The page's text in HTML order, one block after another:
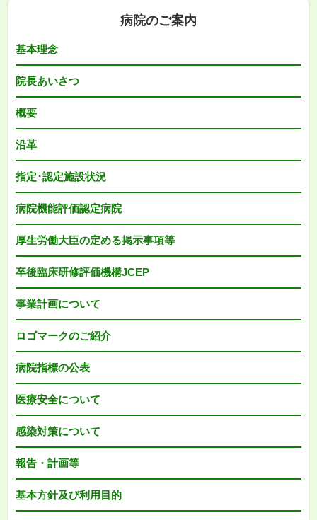
病院のご案内
基本理念
院長あいさつ
概要
沿革
指定･認定施設状況
病院機能評価認定病院
厚生労働大臣の定める掲示事項等
卒後臨床研修評価機構JCEP
事業計画について
ロゴマークのご紹介
病院指標の公表
医療安全について
感染対策について
報告・計画等
基本方針及び利用目的